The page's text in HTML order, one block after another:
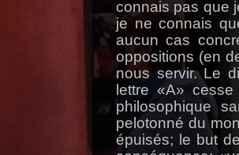
connais pas que
je ne connais
aucun cas
oppositions (en
nous servir. Le
lettre «A»
philosophique
pelotonné du
épuisés; le but